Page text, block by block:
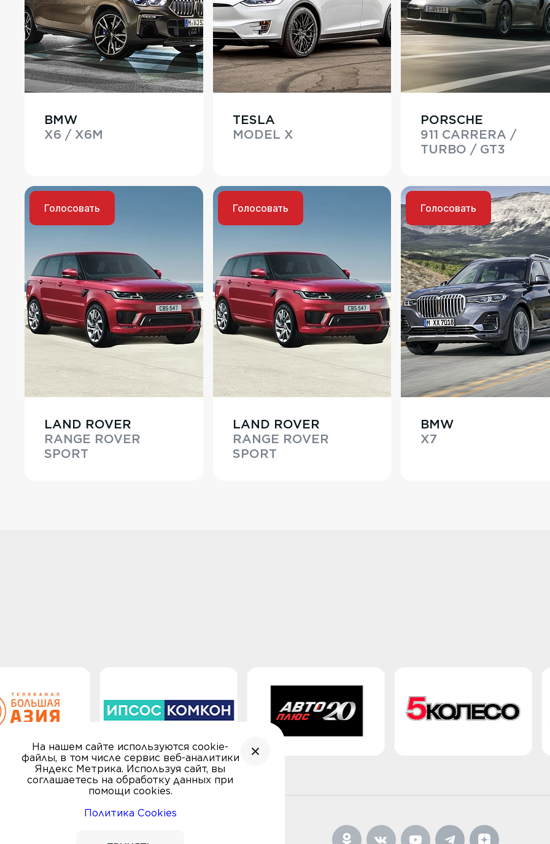
BMW
X6 / X6M
TESLA
MODEL X
PORSCHE
911 CARRERA /
TURBO / GT3
Голосовать
LAND ROVER
RANGE ROVER
SPORT
Голосовать
LAND ROVER
RANGE ROVER
SPORT
Голосовать
BMW
X7
На нашем сайте используются cookie-
файлы, в том числе сервис веб-аналитики
Яндекс Метрика. Используя сайт, вы
соглашаетесь на обработку данных при
помощи cookies.
Политика Cookies